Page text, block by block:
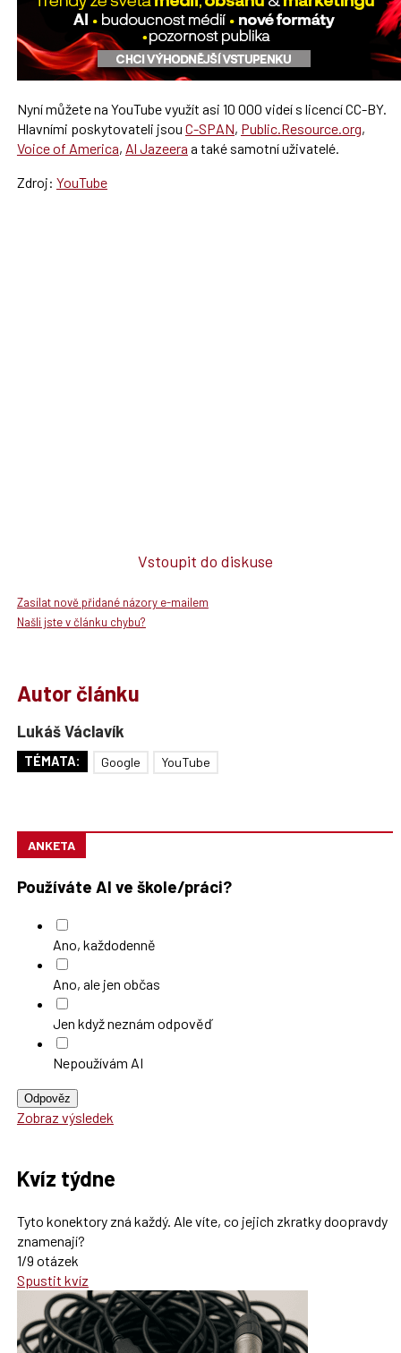
Nyní můžete na YouTube využít asi 10 000 videí s licencí CC-BY.
Hlavními poskytovateli jsou C-SPAN, Public.Resource.org,
Voice of America, Al Jazeera a také samotní uživatelé.
Zdroj: YouTube
Vstoupit do diskuse
Zasílat nově přidané názory e-mailem
Našli jste v článku chybu?
Autor článku
Lukáš Václavík
TÉMATA: Google YouTube
ANKETA
Používáte AI ve škole/práci?
Ano, každodenně
Ano, ale jen občas
Jen když neznám odpověď
Nepoužívám AI
Odpověz
Zobraz výsledek
Kvíz týdne
Tyto konektory zná každý. Ale víte, co jejich zkratky doopravdy
znamenají?
1/9 otázek
Spustit kvíz